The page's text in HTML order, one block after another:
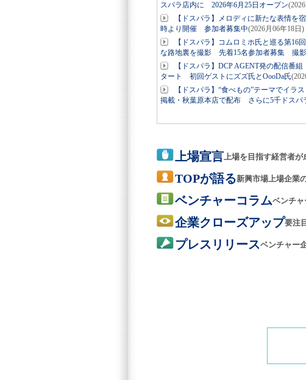
スパラ店内に 2026年6月25日オープン
【ドスパラ】メロディに新たな表情
時より開催 参加者募集中(2026月06年18日)
【ドスパラ】コムロミホ氏と巡る第
な路地裏を撮影 先着15名参加者募集 撮影
【ドスパラ】DCP AGENT発の配信
タート 初回ゲストにズズ氏とOooDa氏
【ドスパラ】“食べもの”テーマでイ
掲載・秋葉原本店で配布 さらに5千ドスパ
上場宣言上場を目指す経営者が
TOPが語る新興市場上場企業
ベンチャーコラムベンチャ
企業クローズアップ要注
プレスリリースベンチャー